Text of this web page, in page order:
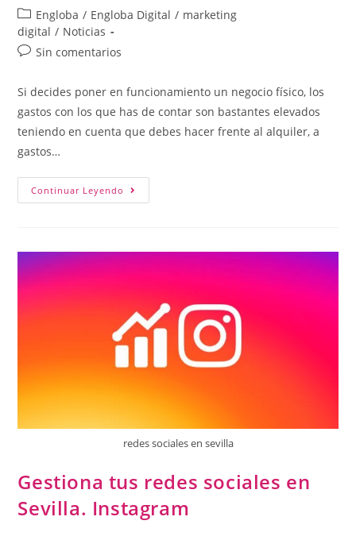
Engloba / Engloba Digital / marketing
digital / Noticias
Sin comentarios
Si decides poner en funcionamiento un negocio físico, los
gastos con los que has de contar son bastantes elevados
teniendo en cuenta que debes hacer frente al alquiler, a
gastos…
Continuar Leyendo
redes sociales en sevilla
Gestiona tus redes sociales en
Sevilla. Instagram